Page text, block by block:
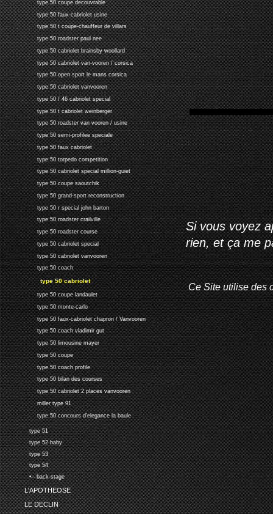
type 50 coupe decouvrable
type 50 faux-cabriolet usine
type 50 t coupe-chauffeur de villars
type 50 roadster paul nee
type 50 cabriolet brainsby woollard
type 50 cabriolet van-vooren / corsica
type 50 open sport le mans corsica
type 50 cabriolet vanvooren
type 50 / 46 cabriolet special
type 50 t cabriolet weinberger
type 50 roadster van vooren / usine
type 50 semi-profilee speciale
type 50 faux cabriolet
type 50 torpedo competition
type 50 cabriolet special million-guiet
type 50 coupe saoutchik
type 50 grand-sport reconstruction
type 50 r special john barton
type 50 roadster crailville
type 50 roadster course
type 50 cabriolet special
type 50 cabriolet vanvooren
type 50 coach
type 50 cabriolet
type 50 coupe landaulet
type 50 monte-carlo
type 50 faux-cabriolet chapron / Vanvooren
type 50 coach vladimir gut
type 50 limousine mayer
type 50 coupe
type 50 coach profile
type 50 bilan des courses
type 50 cabriolet 2 places vanvooren
miller type 91
type 50 concours d'elegance la baule
type 51
type 52 baby
type 53
type 54
•-- back-stage
L'APOTHEOSE
LE DECLIN
Si vous voyez
rien, et ça me
Ce Site utilise des